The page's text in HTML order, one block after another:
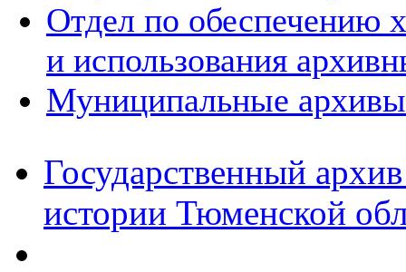
Отдел по обеспечению
и использования
Муниципальные архивы
Государственный
истории Тюменской